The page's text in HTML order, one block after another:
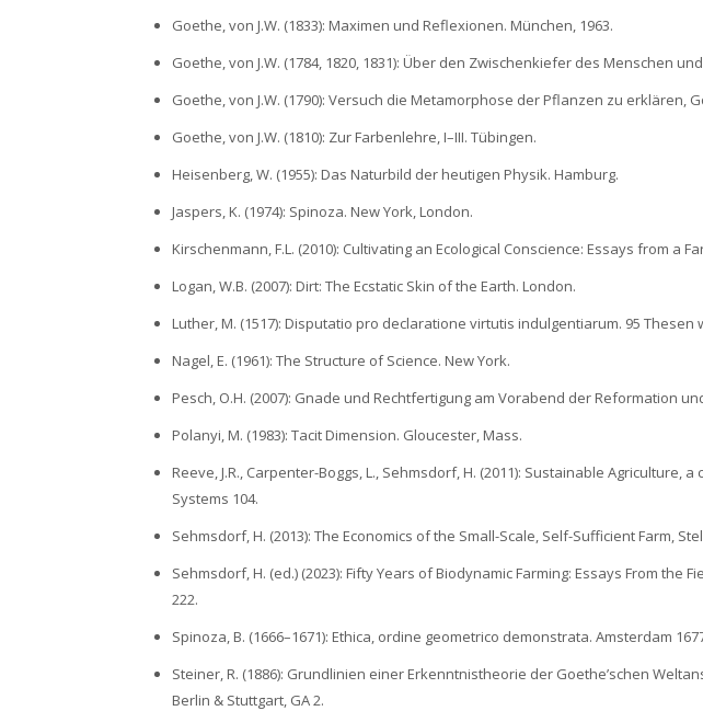
Goethe, von J.W. (1833): Maximen und Reflexionen. München, 1963.
Goethe, von J.W. (1784, 1820, 1831): Über den Zwischenkiefer des Menschen
Goethe, von J.W. (1790): Versuch die Metamorphose der Pflanzen zu erklären,
Goethe, von J.W. (1810): Zur Farbenlehre, I–III. Tübingen.
Heisenberg, W. (1955): Das Naturbild der heutigen Physik. Hamburg.
Jaspers, K. (1974): Spinoza. New York, London.
Kirschenmann, F.L. (2010): Cultivating an Ecological Conscience: Essays from a
Logan, W.B. (2007): Dirt: The Ecstatic Skin of the Earth. London.
Luther, M. (1517): Disputatio pro declaratione virtutis indulgentiarum. 95 Thesen
Nagel, E. (1961): The Structure of Science. New York.
Pesch, O.H. (2007): Gnade und Rechtfertigung am Vorabend der Reformation
Polanyi, M. (1983): Tacit Dimension. Gloucester, Mass.
Reeve, J.R., Carpenter-Boggs, L., Sehmsdorf, H. (2011): Sustainable
Systems 104.
Sehmsdorf, H. (2013): The Economics of the Small-Scale, Self-Sufficient Farm,
Sehmsdorf, H. (ed.) (2023): Fifty Years of Biodynamic Farming: Essays From the
222.
Spinoza, B. (1666–1671): Ethica, ordine geometrico demonstrata. Amsterdam
Steiner, R. (1886): Grundlinien einer Erkenntnistheorie der Goethe’schen
Berlin & Stuttgart, GA 2.